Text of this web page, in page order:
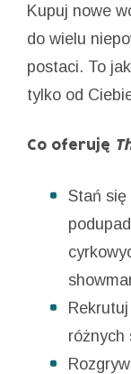
Kupuj nowe
do wielu
postaci. To
tylko od
Co oferuję
Stań się
różnych